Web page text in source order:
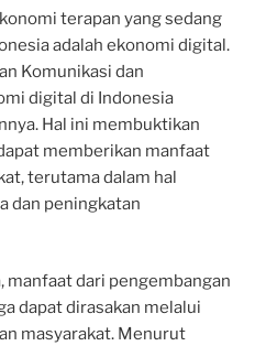
terapan yang sedang
adalah ekonomi digital.
Komunikasi dan
digital di Indonesia
Hal ini membuktikan
memberikan manfaat
terutama dalam hal
dan peningkatan
manfaat dari pengembangan
dapat dirasakan melalui
masyarakat. Menurut